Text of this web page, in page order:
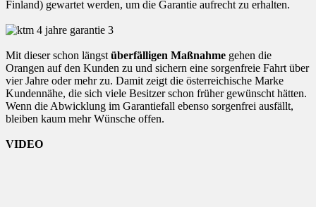
Finland) gewartet werden, um die Garantie aufrecht zu erhalten.
Mit dieser schon längst überfälligen Maßnahme gehen die
Orangen auf den Kunden zu und sichern eine sorgenfreie Fahrt über
vier Jahre oder mehr zu. Damit zeigt die österreichische Marke
Kundennähe, die sich viele Besitzer schon früher gewünscht hätten.
Wenn die Abwicklung im Garantiefall ebenso sorgenfrei ausfällt,
bleiben kaum mehr Wünsche offen.
VIDEO